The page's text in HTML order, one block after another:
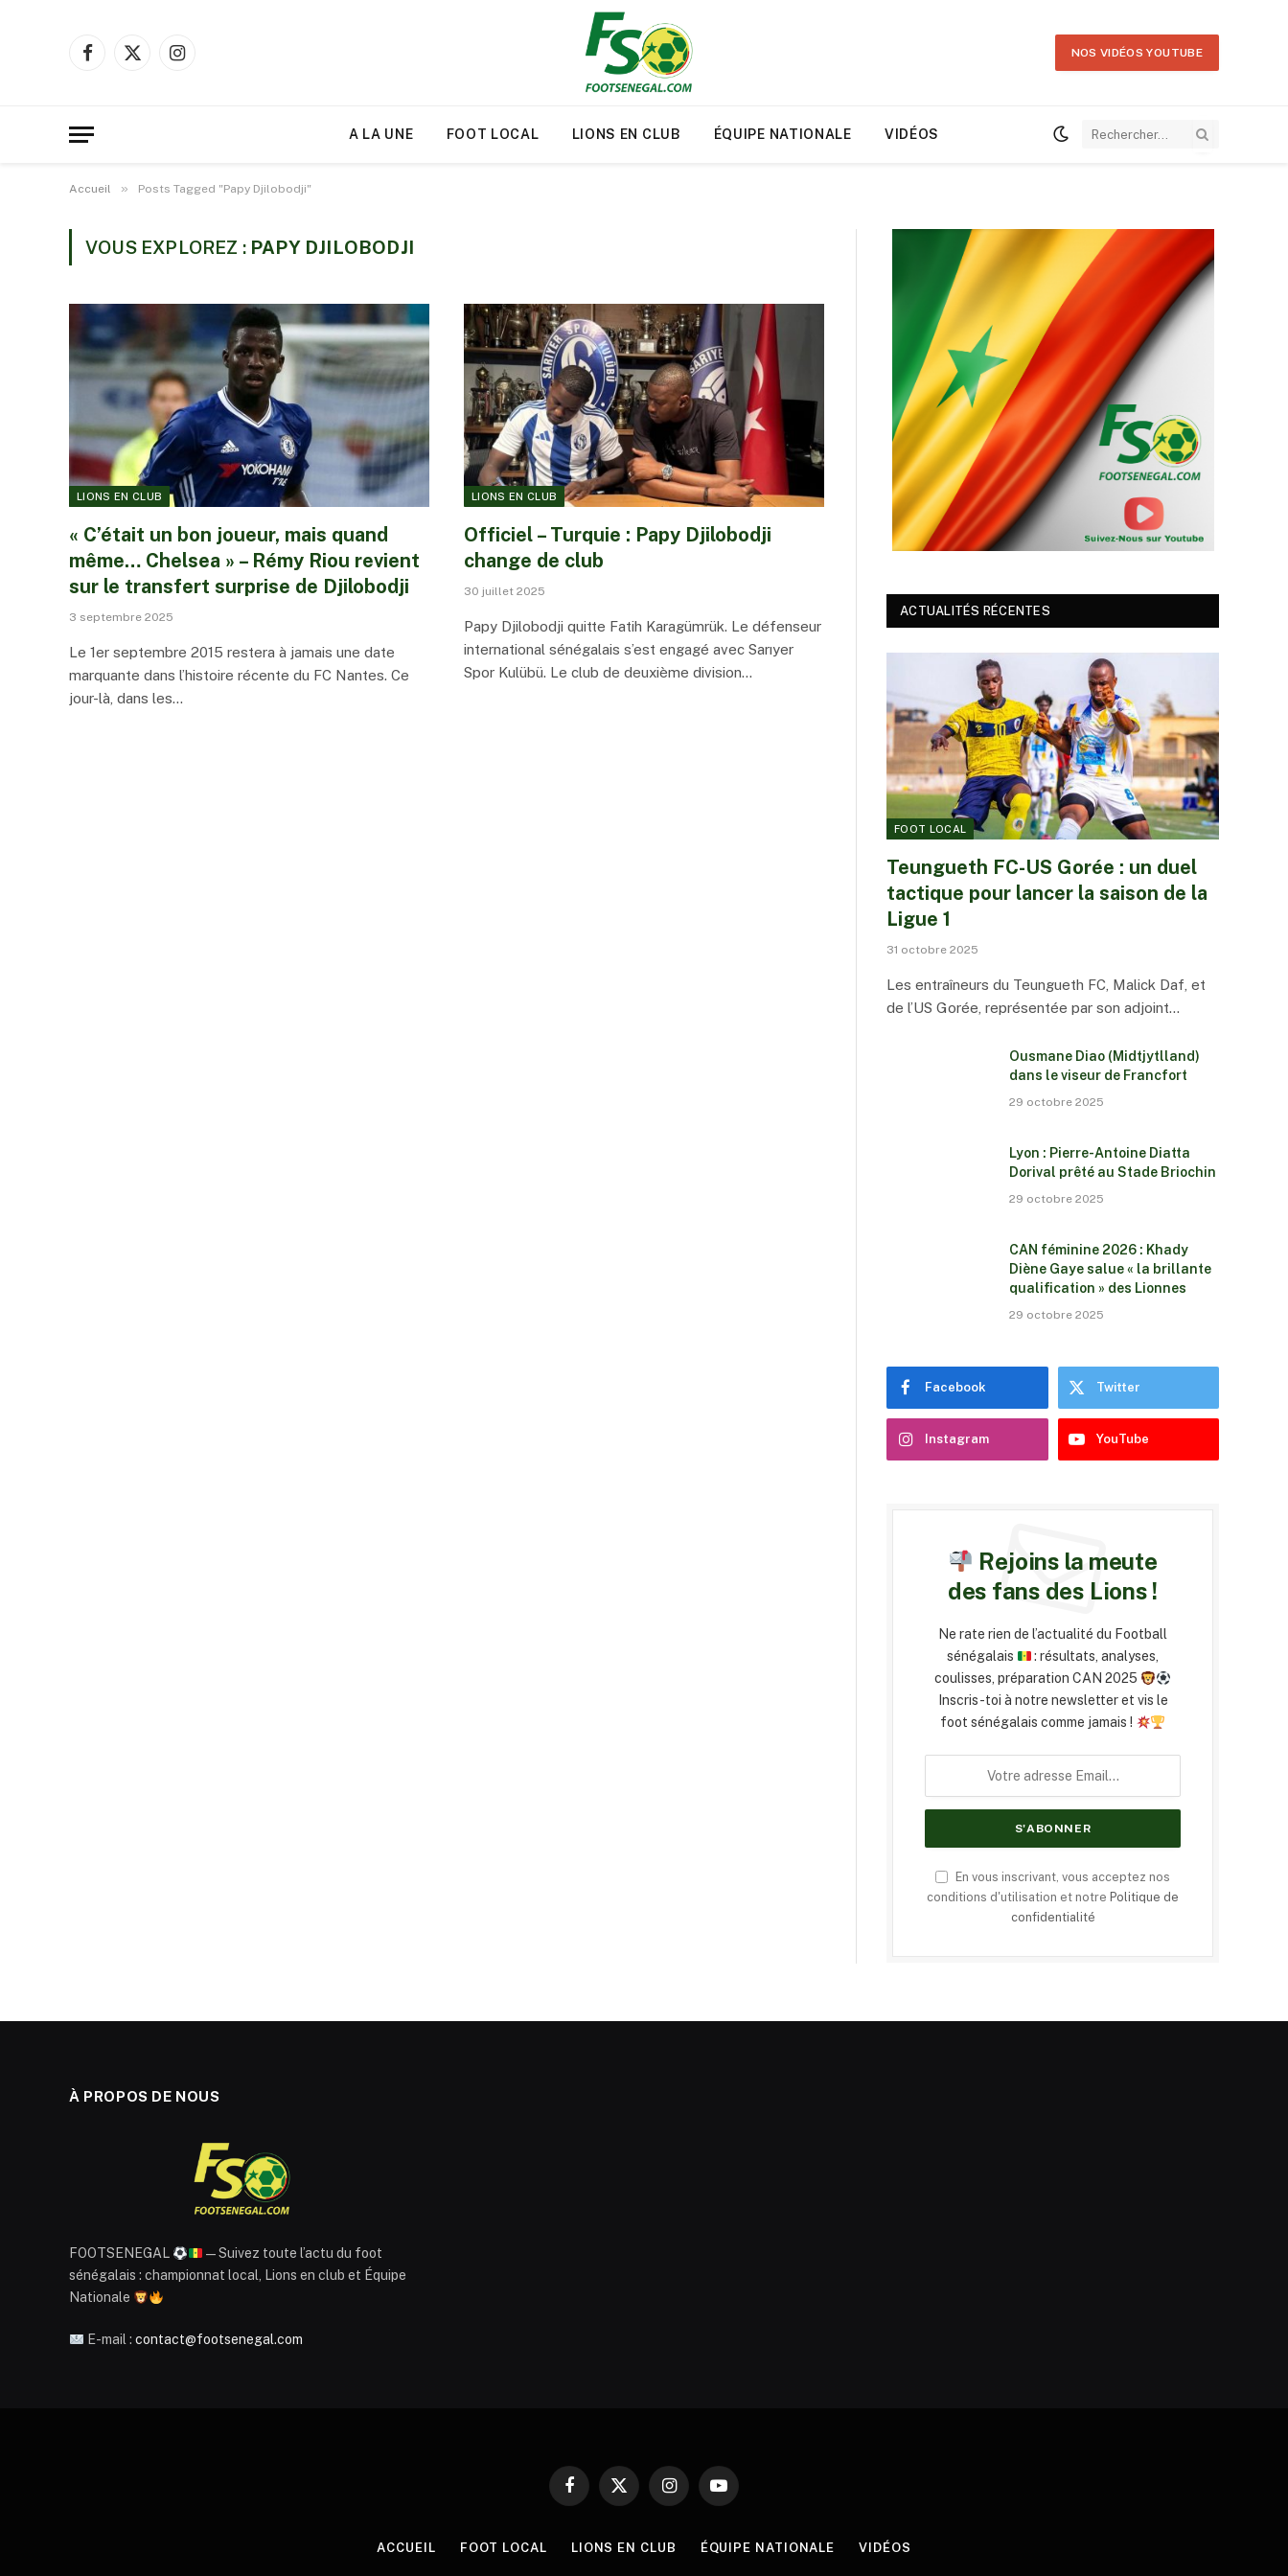
Facebook
X
Instagram
NOS VIDÉOS YOUTUBE
A LA UNE FOOT LOCAL LIONS EN CLUB ÉQUIPE NATIONALE VIDÉOS
Accueil » Posts Tagged "Papy Djilobodji"
VOUS EXPLOREZ : PAPY DJILOBODJI
LIONS EN CLUB
« C’était un bon joueur, mais quand
même… Chelsea » – Rémy Riou revient
sur le transfert surprise de Djilobodji
3 septembre 2025
Le 1er septembre 2015 restera à jamais une date
marquante dans l’histoire récente du FC Nantes. Ce
jour-là, dans les…
LIONS EN CLUB
Officiel – Turquie : Papy Djilobodji
change de club
30 juillet 2025
Papy Djilobodji quitte Fatih Karagümrük. Le défenseur
international sénégalais s’est engagé avec Sarıyer
Spor Kulübü. Le club de deuxième division…
ACTUALITÉS RÉCENTES
FOOT LOCAL
Teungueth FC-US Gorée : un duel
tactique pour lancer la saison de la
Ligue 1
31 octobre 2025
Les entraîneurs du Teungueth FC, Malick Daf, et
de l’US Gorée, représentée par son adjoint…
Ousmane Diao (Midtjytlland)
dans le viseur de Francfort
29 octobre 2025
Lyon : Pierre-Antoine Diatta
Dorival prêté au Stade Briochin
29 octobre 2025
CAN féminine 2026 : Khady
Diène Gaye salue « la brillante
qualification » des Lionnes
29 octobre 2025
Facebook Twitter
Instagram YouTube
Rejoins la meute
des fans des Lions !
Ne rate rien de l’actualité du Football
sénégalais
: résultats, analyses,
coulisses, préparation CAN 2025
Inscris-toi à notre newsletter et vis le
foot sénégalais comme jamais !
En vous inscrivant, vous acceptez nos
conditions d'utilisation et notre Politique de
confidentialité
À PROPOS DE NOUS
FOOTSENEGAL
— Suivez toute l’actu du foot
sénégalais : championnat local, Lions en club et Équipe
Nationale
E-mail : contact@footsenegal.com
Facebook
X
InstagramYouTube
ACCUEIL FOOT LOCAL LIONS EN CLUB ÉQUIPE NATIONALE VIDÉOS